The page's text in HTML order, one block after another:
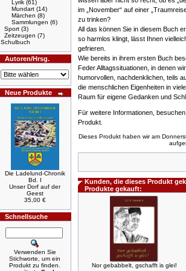
Lyrik (61)
Mundart (14)
Märchen (8)
Sammlungen (6)
Sport (3)
Zeitzeugen (7)
Schulbuch
Autoren/Hrsg.
Neue Produkte
Die Ladelund-Chronik
Bd. I
Unser Dorf auf der
Geest
35,00 €
Schnellsuche
Verwenden Sie
Stichworte, um ein
Produkt zu finden.
im „November“ auf einer
zu trinken?
All das können Sie in diesem Buch
so harmlos klingt, lässt Ihnen
gefrieren.
Wie bereits in ihrem ersten Buch
Feder Alltagssituationen, in denen
humorvollen, nachdenklichen, teils
die menschlichen Eigenheiten in
Raum für eigene Gedanken und
Für weitere Informationen,
Produkt.
Dieses Produkt haben wir am
Kunden, die dieses Produkt
Produkte gekauft:
Nor gebabbelt, gschafft is glei!